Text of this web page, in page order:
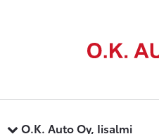
O.K. Auto Oy, Iisalmi